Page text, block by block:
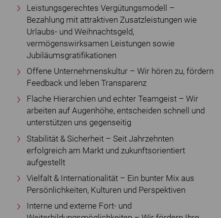
Leistungsgerechtes Vergütungsmodell –
Bezahlung mit attraktiven Zusatzleistungen wie
Urlaubs- und Weihnachtsgeld,
vermögenswirksamen Leistungen sowie
Jubiläumsgratifikationen
Offene Unternehmenskultur – Wir hören zu, fördern
Feedback und leben Transparenz
Flache Hierarchien und echter Teamgeist – Wir
arbeiten auf Augenhöhe, entscheiden schnell und
unterstützen uns gegenseitig
Stabilität & Sicherheit – Seit Jahrzehnten
erfolgreich am Markt und zukunftsorientiert
aufgestellt
Vielfalt & Internationalität – Ein bunter Mix aus
Persönlichkeiten, Kulturen und Perspektiven
Interne und externe Fort- und